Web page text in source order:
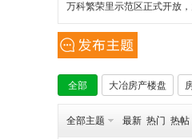
冶
万科繁荣里示范区正式开放
全部 大冶房产楼盘
全部主题 最新 热门 热帖